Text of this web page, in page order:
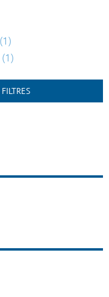
(1)
(1)